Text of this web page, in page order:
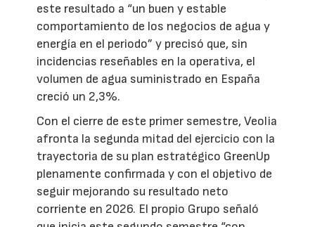
este resultado a “un buen y estable
comportamiento de los negocios de agua y
energía en el periodo” y precisó que, sin
incidencias reseñables en la operativa, el
volumen de agua suministrado en España
creció un 2,3%.
Con el cierre de este primer semestre, Veolia
afronta la segunda mitad del ejercicio con la
trayectoria de su plan estratégico GreenUp
plenamente confirmada y con el objetivo de
seguir mejorando su resultado neto
corriente en 2026. El propio Grupo señaló